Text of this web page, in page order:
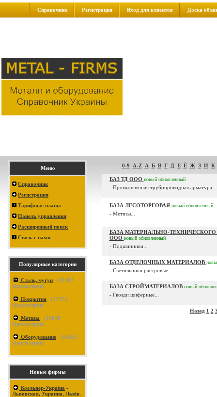
Справочник Регистрация Вход для клиентов Доска
Меню
Справочник
Регистрация
Тарифные планы
Панель управления
Расширенный поиск
Связь с нами
Популярные категории
Сталь, чугун (19103
Просмотров)
Покрытия (17375
Просмотров)
Метизы (16838
Просмотров)
Оборудование (16620
Просмотров)
Новые фирмы
Коельнер-Україна -
Львовская, Украина, Львів.
0-9 A-Z А Б В Г Д Е Ё Ж З И К
БАЗ ТД ООО новый обновленный
- Промышленная трубопроводная арматура...
БАЗА ЛЕСОТОРГОВАЯ новый обновленный
- Метизы...
БАЗА МАТЕРИАЛЬНО-
ООО новый обновленный
- Подшипники...
БАЗА ОТДЕЛОЧНЫХ МАТЕРИАЛОВ
- Светильники растровые...
БАЗА СТРОЙМАТЕРИАЛОВ новый
- Гвозди шиферные...
Назад 1 2